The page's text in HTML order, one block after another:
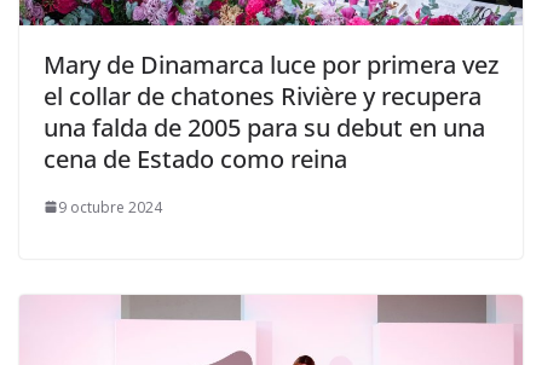
​Mary de Dinamarca luce por primera vez
el collar de chatones Rivière y recupera
una falda de 2005 para su debut en una
cena de Estado como reina
9 octubre 2024